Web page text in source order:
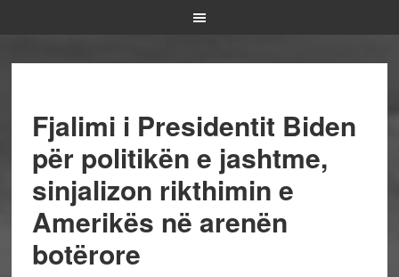
Fjalimi i Presidentit Biden
për politikën e jashtme,
sinjalizon rikthimin e
Amerikës në arenën
botërore